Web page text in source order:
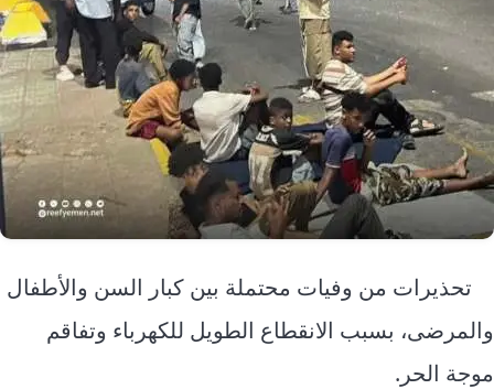
تحذيرات من وفيات محتملة بين كبار السن والأطفال
والمرضى، بسبب الانقطاع الطويل للكهرباء وتفاقم
موجة الحر.